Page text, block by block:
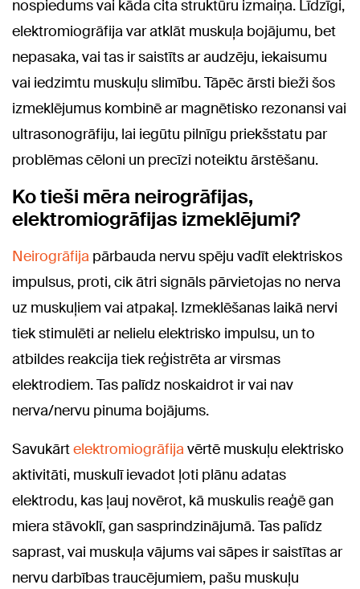
nospiedums vai kāda cita struktūru izmaiņa. Līdzīgi,
elektromiogrāfija var atklāt muskuļa bojājumu, bet
nepasaka, vai tas ir saistīts ar audzēju, iekaisumu
vai iedzimtu muskuļu slimību. Tāpēc ārsti bieži šos
izmeklējumus kombinē ar magnētisko rezonansi vai
ultrasonogrāfiju, lai iegūtu pilnīgu priekšstatu par
problēmas cēloni un precīzi noteiktu ārstēšanu.
Ko tieši mēra neirogrāfijas,
elektromiogrāfijas izmeklējumi?
Neirogrāfija pārbauda nervu spēju vadīt elektriskos
impulsus, proti, cik ātri signāls pārvietojas no nerva
uz muskuļiem vai atpakaļ. Izmeklēšanas laikā nervi
tiek stimulēti ar nelielu elektrisko impulsu, un to
atbildes reakcija tiek reģistrēta ar virsmas
elektrodiem. Tas palīdz noskaidrot ir vai nav
nerva/nervu pinuma bojājums.
Savukārtelektromiogrāfija vērtē muskuļu elektrisko
aktivitāti, muskulī ievadot ļoti plānu adatas
elektrodu, kas ļauj novērot, kā muskulis reaģē gan
miera stāvoklī, gan sasprindzinājumā. Tas palīdz
saprast, vai muskuļa vājums vai sāpes ir saistītas ar
nervu darbības traucējumiem, pašu muskuļu